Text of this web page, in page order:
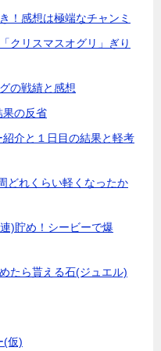
！感想は極端なチャンミ
クリスマスオグリ」ぎり
の戦績と感想
果の反省
介と１日目の結果と軽考
どれくらい軽くなったか
)貯め！シービーで爆
たら貰える石(ジュエル)
(仮)